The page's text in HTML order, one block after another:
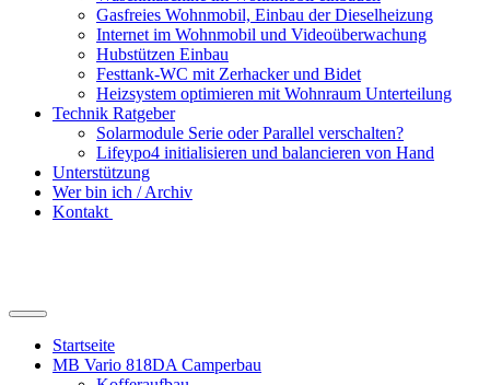
Gasfreies Wohnmobil, Einbau der Dieselheizung
Internet im Wohnmobil und Videoüberwachung
Hubstützen Einbau
Festtank-WC mit Zerhacker und Bidet
Heizsystem optimieren mit Wohnraum Unterteilung
Technik Ratgeber
Solarmodule Serie oder Parallel verschalten?
Lifeypo4 initialisieren und balancieren von Hand
Unterstützung
Wer bin ich / Archiv
Kontakt
Suchfeld
ein-/ausblenden
Startseite
MB Vario 818DA Camperbau